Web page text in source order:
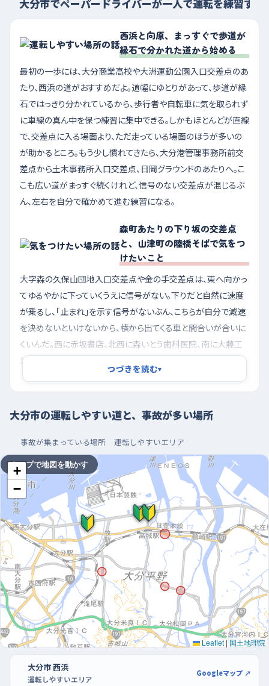
大分市でペーパードライバーが一人で運転を練習する
西浜と向原、まっすぐで歩道が
縁石で分かれた道から始める
最初の一歩には、大分商業高校や大洲運動公園入口交差点のあ
たり、西浜の道がおすすめだよ。道幅にゆとりがあって、歩道が縁
石ではっきり分かれているから、歩行者や自転車に気を取られず
に車線の真ん中を保つ練習に集中できる。しかもほとんどが直線
で、交差点に入る場面より、ただ走っている場面のほうが多いの
が助かるところ。もう少し慣れてきたら、大分港管理事務所前交
差点から土木事務所入口交差点、日岡グラウンドのあたりへ。こ
こも広い道がまっすぐ続くけれど、信号のない交差点が混じるぶ
ん、左右を自分で確かめて進む練習になる。
森町あたりの下り坂の交差点
と、山津町の陸橋そばで気をつ
けたいこと
大字森の久保山団地入口交差点や金の手交差点は、東へ向かっ
てゆるやかに下っていくうえに信号がない。下りだと自然に速度
が乗るし、「止まれ」を示す信号がないぶん、こちらが自分で減速
を決めないといけないから、横から出てくる車と間合いが合いに
くいんだ。西に赤坂書店、北西に森いとう歯科医院、南に大藤工
業と、生活のお店や事業所が並んでいるので、出入りする車が急
に横切ることもある。山津町の桃園陸橋東交差点は北へ下る直
線で信号があるけれど、まっすぐ下ってくる道は速度が出やすく、
黄色に変わったときの判断が遅れがち。下り坂に入ったら、信号
よ。
朝いちばんの静かな時間に走り、大型店の駐車場で切
り返しを覚える
練習するなら、通勤や通学の車が一気に増える朝の時間帯は避
けて、その少し前、街がまだ動き出す前の早い時間が走りやすい。
曜日でいうと週の後半、とくに金曜の夕方は帰りの車で混み合い
やすいので、慣れないうちは日曜や土曜の午前に回すと気が楽
だ。駐車の練習は、パークプレイス大分やアクロスプラザ森町の
ような大きな駐車場が向いている。区画がそろっていて通路も広
いから、切り返しを何度やり直しても後ろから急かされにくいし、
開店前後の空いている時間なら、隣の車を気にせずハンドルの回
し方をゆっくり体で覚えられるよ。
つづきを読む▾
大分市の運転しやすい道と、事故が多い場所
事故が集まっている場所 運転しやすいエリア
+
−
Leaflet|国土地理院
タップで地図を動かす
大分市 西浜
運転しやすいエリア
Googleマップ ↗